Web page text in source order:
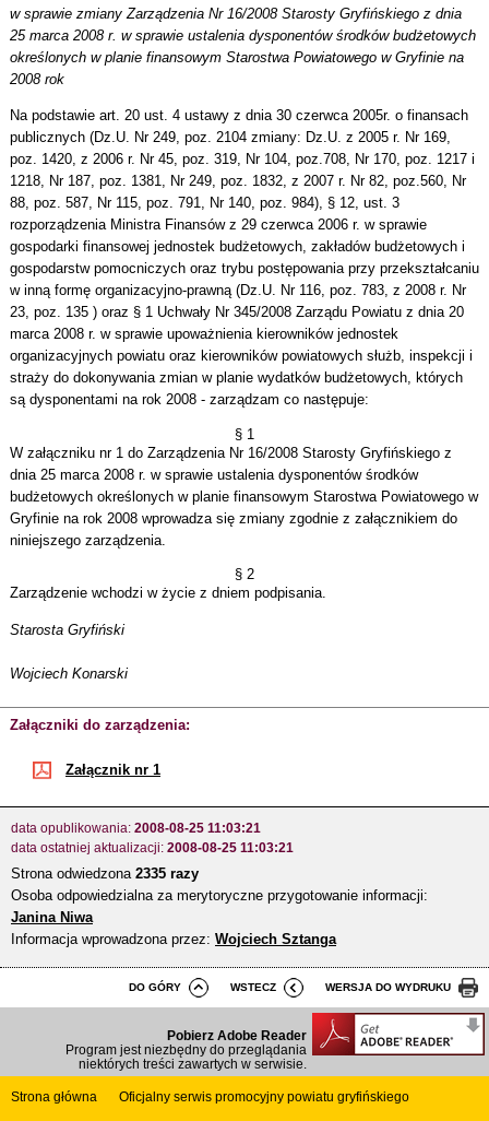
w sprawie zmiany Zarządzenia Nr 16/2008 Starosty Gryfińskiego z dnia
25 marca 2008 r. w sprawie ustalenia dysponentów środków budżetowych
określonych w planie finansowym Starostwa Powiatowego w Gryfinie na
2008 rok
Na podstawie art. 20 ust. 4 ustawy z dnia 30 czerwca 2005r. o finansach
publicznych (Dz.U. Nr 249, poz. 2104 zmiany: Dz.U. z 2005 r. Nr 169,
poz. 1420, z 2006 r. Nr 45, poz. 319, Nr 104, poz.708, Nr 170, poz. 1217 i
1218, Nr 187, poz. 1381, Nr 249, poz. 1832, z 2007 r. Nr 82, poz.560, Nr
88, poz. 587, Nr 115, poz. 791, Nr 140, poz. 984), § 12, ust. 3
rozporządzenia Ministra Finansów z 29 czerwca 2006 r. w sprawie
gospodarki finansowej jednostek budżetowych, zakładów budżetowych i
gospodarstw pomocniczych oraz trybu postępowania przy przekształcaniu
w inną formę organizacyjno-prawną (Dz.U. Nr 116, poz. 783, z 2008 r. Nr
23, poz. 135 ) oraz § 1 Uchwały Nr 345/2008 Zarządu Powiatu z dnia 20
marca 2008 r. w sprawie upoważnienia kierowników jednostek
organizacyjnych powiatu oraz kierowników powiatowych służb, inspekcji i
straży do dokonywania zmian w planie wydatków budżetowych, których
są dysponentami na rok 2008 - zarządzam co następuje:
§ 1
W załączniku nr 1 do Zarządzenia Nr 16/2008 Starosty Gryfińskiego z
dnia 25 marca 2008 r. w sprawie ustalenia dysponentów środków
budżetowych określonych w planie finansowym Starostwa Powiatowego w
Gryfinie na rok 2008 wprowadza się zmiany zgodnie z załącznikiem do
niniejszego zarządzenia.
§ 2
Zarządzenie wchodzi w życie z dniem podpisania.
Starosta Gryfiński
Wojciech Konarski
Załączniki do zarządzenia:
Załącznik nr 1
data opublikowania: 2008-08-25 11:03:21
data ostatniej aktualizacji: 2008-08-25 11:03:21
Strona odwiedzona 2335 razy
Osoba odpowiedzialna za merytoryczne przygotowanie informacji:
Janina Niwa
Informacja wprowadzona przez: Wojciech Sztanga
DO GÓRY WSTECZ WERSJA DO WYDRUKU
Pobierz Adobe Reader
Program jest niezbędny do przeglądania
niektórych treści zawartych w serwisie.
Strona główna Oficjalny serwis promocyjny powiatu gryfińskiego